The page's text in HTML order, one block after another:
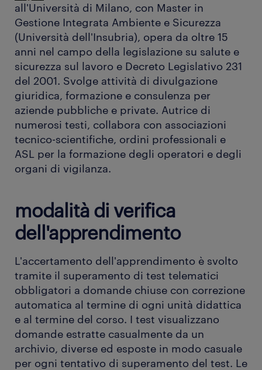
all'Università di Milano, con Master in
Gestione Integrata Ambiente e Sicurezza
(Università dell'Insubria), opera da oltre 15
anni nel campo della legislazione su salute e
sicurezza sul lavoro e Decreto Legislativo 231
del 2001. Svolge attività di divulgazione
giuridica, formazione e consulenza per
aziende pubbliche e private. Autrice di
numerosi testi, collabora con associazioni
tecnico-scientifiche, ordini professionali e
ASL per la formazione degli operatori e degli
organi di vigilanza.
modalità di verifica
dell'apprendimento
L'accertamento dell'apprendimento è svolto
tramite il superamento di test telematici
obbligatori a domande chiuse con correzione
automatica al termine di ogni unità didattica
e al termine del corso. I test visualizzano
domande estratte casualmente da un
archivio, diverse ed esposte in modo casuale
per ogni tentativo di superamento del test. Le